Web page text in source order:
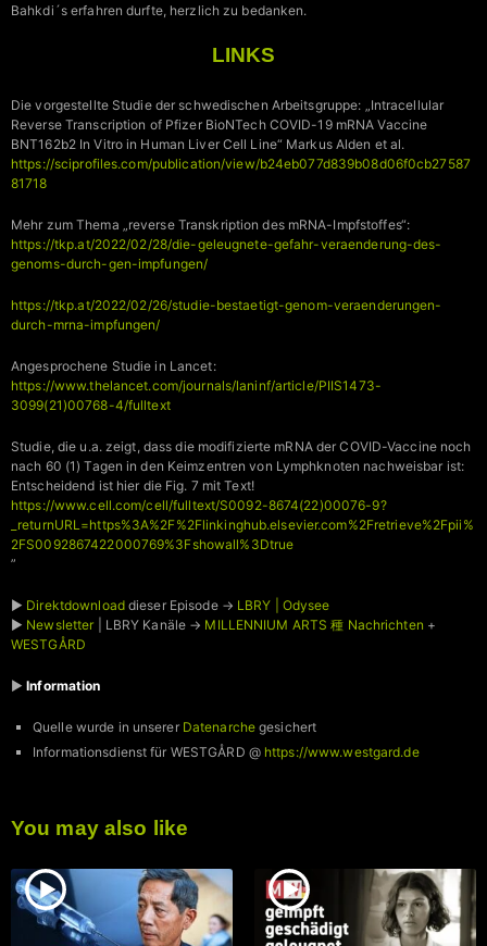
Bahkdi´s erfahren durfte, herzlich zu bedanken.
LINKS
Die vorgestellte Studie der schwedischen Arbeitsgruppe: „Intracellular
Reverse Transcription of Pfizer BioNTech COVID-19 mRNA Vaccine
BNT162b2 In Vitro in Human Liver Cell Line“ Markus Alden et al.
https://sciprofiles.com/publication/view/b24eb077d839b08d06f0cb27587
81718
Mehr zum Thema „reverse Transkription des mRNA-Impfstoffes“:
https://tkp.at/2022/02/28/die-geleugnete-gefahr-veraenderung-des-
genoms-durch-gen-impfungen/
https://tkp.at/2022/02/26/studie-bestaetigt-genom-veraenderungen-
durch-mrna-impfungen/
Angesprochene Studie in Lancet:
https://www.thelancet.com/journals/laninf/article/PIIS1473-
3099(21)00768-4/fulltext
Studie, die u.a. zeigt, dass die modifizierte mRNA der COVID-Vaccine noch
nach 60 (1) Tagen in den Keimzentren von Lymphknoten nachweisbar ist:
Entscheidend ist hier die Fig. 7 mit Text!
https://www.cell.com/cell/fulltext/S0092-8674(22)00076-9?
_returnURL=https%3A%2F%2Flinkinghub.elsevier.com%2Fretrieve%2Fpii%
2FS0092867422000769%3Fshowall%3Dtrue
”
► Direktdownloaddieser Episode → LBRY | Odysee
► Newsletter | LBRY Kanäle → MILLENNIUM ARTS 種 Nachrichten +
WESTGÅRD
►Information
Quelle wurde in unserer Datenarchegesichert
Informationsdienst für WESTGÅRD @ https://www.westgard.de
You may also like